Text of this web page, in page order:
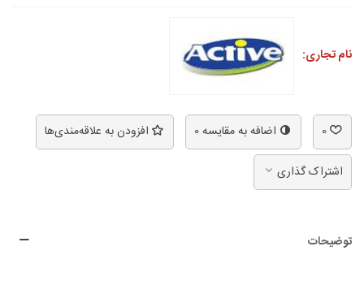
نام تجاری:
0 اضافه به مقایسه0 افزودن به علاقه‌مندی‌ها
اشتراک گذاری
توضیحات